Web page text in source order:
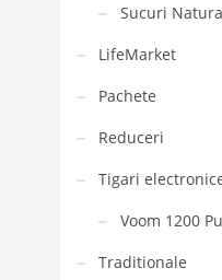
Sucuri
LifeMarket
Pachete
Reduceri
Tigari
Voom 1200
Traditionale